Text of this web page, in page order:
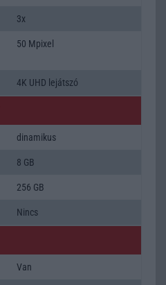
3x
50 Mpixel
4K UHD lejátszó
dinamikus
8 GB
256 GB
Nincs
Van